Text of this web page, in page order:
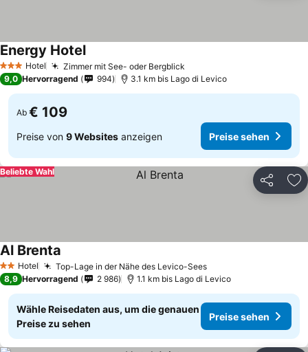
3 SterneHotel Zimmer mit See- oder Bergblick
Energy HotelPreise sehen
9,0 Hervorragend 994 3.1 km bis Lago di Levico
Ab € 109
Preise von 9 Websites anzeigen Preise sehen
Teilen
Beliebte Wahl
2 Sterne
Hotel Top-Lage in der Nähe des Levico-SeesPreise sehen
Al Brenta
8,9 Hervorragend 2 986 1.1 km bis Lago di Levico
Wähle Reisedaten aus, um die genauen
Preise zu sehen
Preise sehen